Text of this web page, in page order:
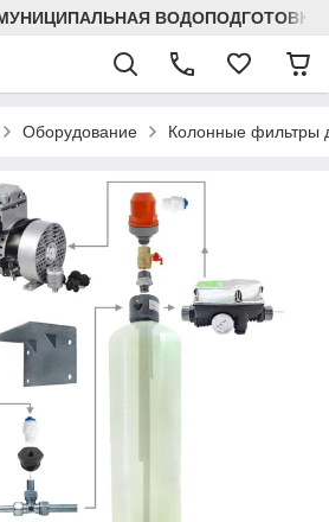
ВОДОПОДГОТОВКА
Оборудование Колонные фильтры